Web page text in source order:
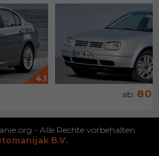
4.1
ab: 800
- Alle Rechte vorbehalten.
B.V.